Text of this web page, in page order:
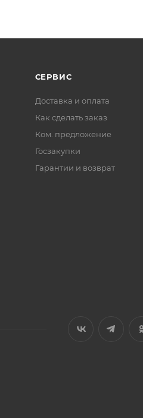
СЕРВИС
Доставка и оплата
Как сделать заказ
Ком. предложение
Госзакупки
Гарантии и возврат